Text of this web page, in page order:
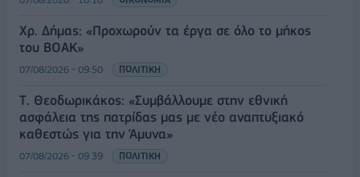
Χρ. Δήμας: «Προχωρούν τα έργα σε όλο το μήκος
του ΒΟΑΚ»
07/08/2026 - 09:50 ΠΟΛΙΤΙΚΗ
Τ. Θεοδωρικάκος: «Συμβάλλουμε στην εθνική
ασφάλεια της πατρίδας μας με νέο αναπτυξιακό
καθεστώς για την Άμυνα»
07/08/2026 - 09:39 ΠΟΛΙΤΙΚΗ